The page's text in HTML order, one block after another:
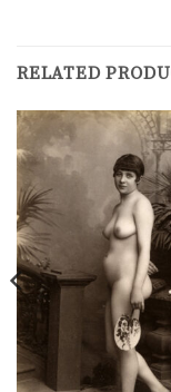
RELATED